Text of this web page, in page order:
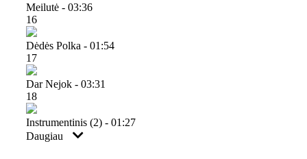
Meilutė - 03:36
16
Dėdės Polka - 01:54
17
Dar Nejok - 03:31
18
Instrumentinis (2) - 01:27
Daugiau